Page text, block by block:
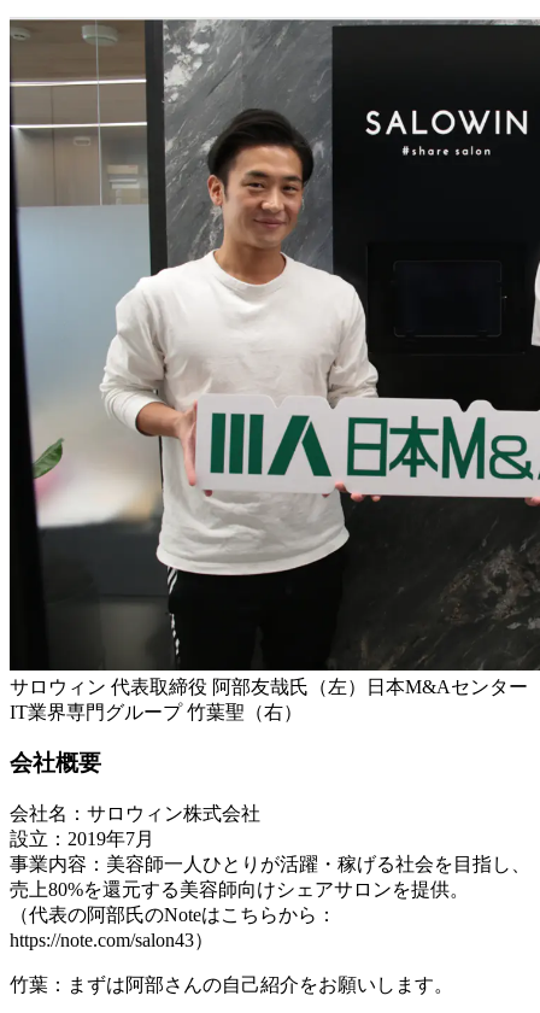
サロウィン 代表取締役 阿部友哉氏（左）日本M&Aセンター
IT業界専門グループ 竹葉聖（右）
会社概要
会社名：サロウィン株式会社
設立：2019年7月
事業内容：美容師一人ひとりが活躍・稼げる社会を目指し、
売上80%を還元する美容師向けシェアサロンを提供。
（代表の阿部氏のNoteはこちらから：
https://note.com/salon43）
竹葉：まずは阿部さんの自己紹介をお願いします。